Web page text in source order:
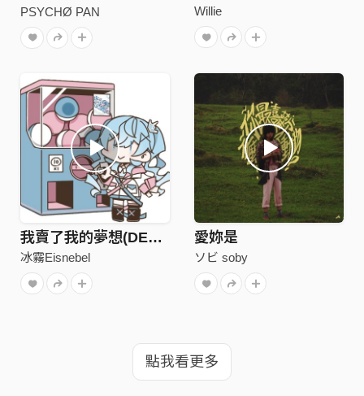
PSYCHØ PAN Willie
我賣了我的夢想(DEMO)
冰霧Eisnebel
愛妳是
ソビ soby
點我看更多